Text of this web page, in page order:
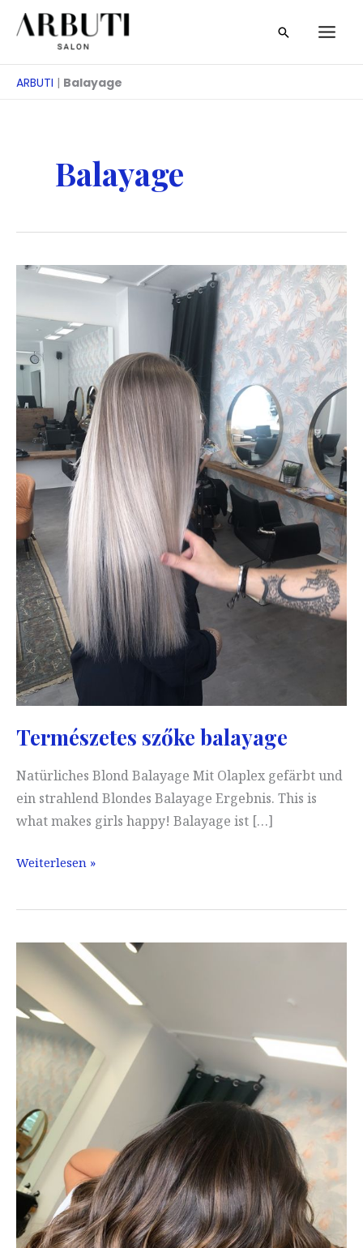
Ugrás
tartalomra
Keresés
ARBUTI | Balayage
Balayage
Természetes szőke balayage
Natürliches Blond Balayage Mit Olaplex gefärbt und
ein strahlend Blondes Balayage Ergebnis. This is
what makes girls happy! Balayage ist […]
Természetes
balayage
Weiterlesen »